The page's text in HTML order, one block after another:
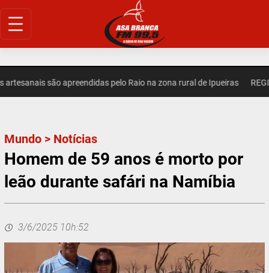
Pular
para
são apreendidas pelo Raio na zona rural de Ipueiras
Mundo > Notícias
Homem de 59 anos é morto por
leão durante safári na Namíbia
3/6/2025 10h:52